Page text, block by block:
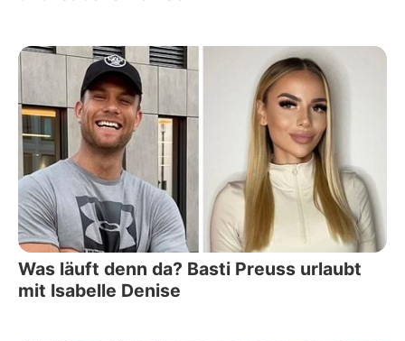
Was läuft denn da? Basti Preuss urlaubt
mit Isabelle Denise